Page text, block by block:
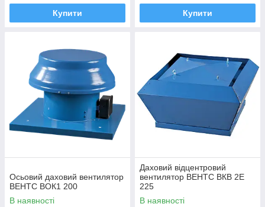
Купити Купити
Осьовий даховий вентилятор
ВЕНТС ВОК1 200
В наявності
Даховий відцентровий
вентилятор ВЕНТС ВКВ 2Е
225
В наявності